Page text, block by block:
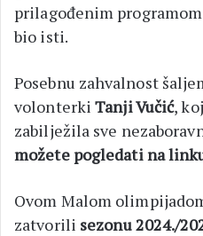
prilagođenim
bio isti.
Posebnu zahvalnost
volonterkiTanji Vučić,
zabilježila sve
možete pogledati na
Ovom Malom
zatvorili sezonu 2024./